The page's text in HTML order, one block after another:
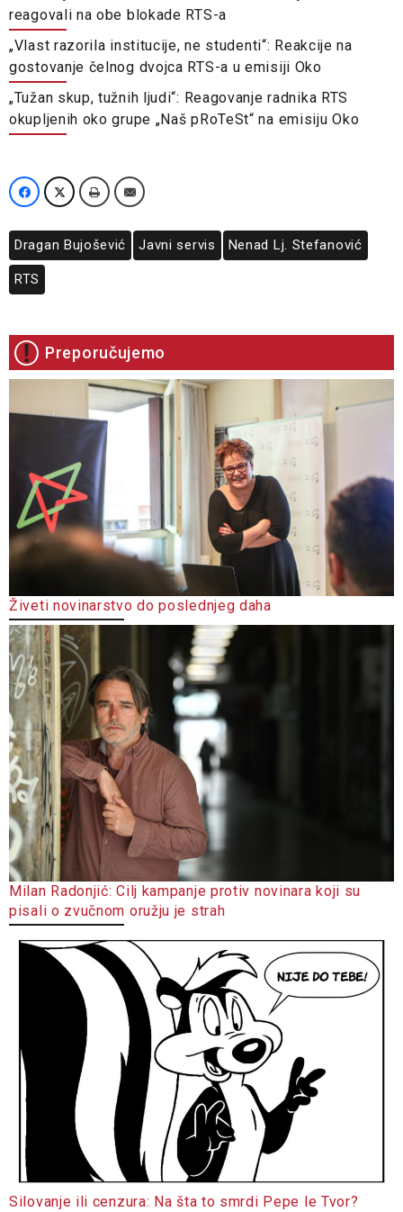
reagovali na obe blokade RTS-a
„Vlast razorila institucije, ne studenti“: Reakcije na
gostovanje čelnog dvojca RTS-a u emisiji Oko
„Tužan skup, tužnih ljudi“: Reagovanje radnika RTS
okupljenih oko grupe „Naš pRoTeSt“ na emisiju Oko
Dragan Bujošević Javni servis Nenad Lj. Stefanović
RTS
Preporučujemo
Živeti novinarstvo do poslednjeg daha
Milan Radonjić: Cilj kampanje protiv novinara koji su
pisali o zvučnom oružju je strah
Silovanje ili cenzura: Na šta to smrdi Pepe le Tvor?